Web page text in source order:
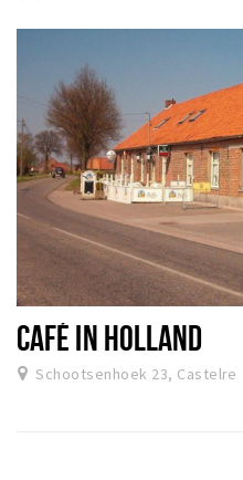
CAFÉ IN HOLLAND
Schootsenhoek 23, Castelre